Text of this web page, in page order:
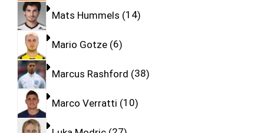
Mats Hummels 14
Mario Gotze 6
Marcus Rashford 38
Marco Verratti 10